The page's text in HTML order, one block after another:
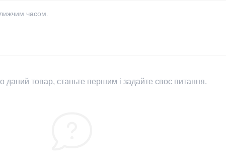
часом.
даний товар, станьте першим і задайте своє питання.